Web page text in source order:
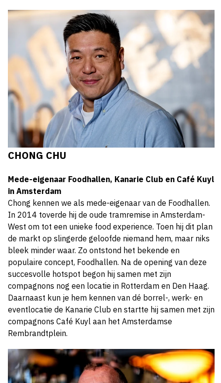
CHONG CHU
Mede-eigenaar Foodhallen, Kanarie Club en Café Kuyl
in Amsterdam
Chong kennen we als mede-eigenaar van de Foodhallen.
In 2014 toverde hij de oude tramremise in Amsterdam-
West om tot een unieke food experience. Toen hij dit plan
de markt op slingerde geloofde niemand hem, maar niks
bleek minder waar. Zo ontstond het bekende en
populaire concept, Foodhallen. Na de opening van deze
succesvolle hotspot begon hij samen met zijn
compagnons nog een locatie in Rotterdam en Den Haag.
Daarnaast kun je hem kennen van dé borrel-, werk- en
eventlocatie de Kanarie Club en startte hij samen met zijn
compagnons Café Kuyl aan het Amsterdamse
Rembrandtplein.